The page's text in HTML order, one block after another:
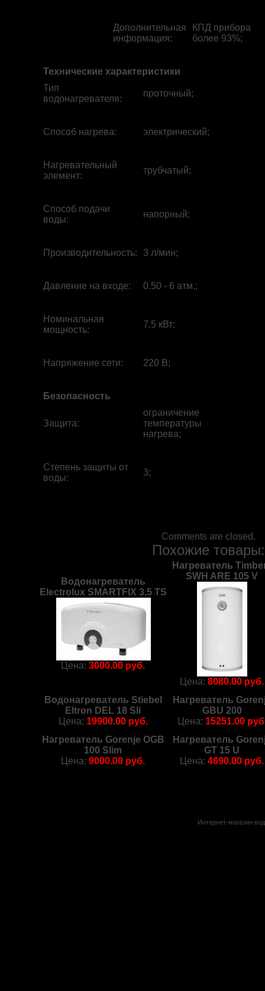
Дополнительная
информация:
КПД прибора
более 93%;
Технические характеристики
Тип
водонагревателя:
проточный;
Способ нагрева: электрический;
Нагревательный
элемент:
трубчатый;
Способ подачи
воды:
напорный;
Производительность: 3 л/мин;
Давление на входе: 0.50 - 6 атм.;
Номинальная
мощность:
7.5 кВт;
Напряжение сети: 220 В;
Безопасность
Защита:
ограничение
температуры
нагрева;
Степень защиты от
воды:
3;
Comments are closed.
Похожие товары:
Водонагреватель
Electrolux SMARTFIX 3,5 TS
Цена:3000.00 руб.
Нагреватель
SWH ARE 105 V
Цена:8080.00 руб.
Водонагреватель Stiebel
Eltron DEL 18 Sli
Цена: 19900.00 руб.
Нагреватель
GBU 200
Цена: 15251.00
Нагреватель Gorenje OGB
100 Slim
Цена:9000.00 руб.
Нагреватель
GT 15 U
Цена:4690.00 руб.
Интернет-магазин